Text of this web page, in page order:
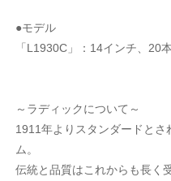
●モデル
「L1930C」：14インチ、20
～ラディックについて～
1911年よりスタンダードとさ
ム。
伝統と品質はこれからも長く